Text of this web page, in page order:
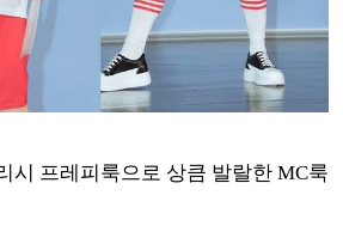
시 프레피룩으로 상큼 발랄한 MC룩